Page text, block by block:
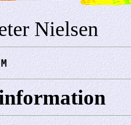
Nielsen
M